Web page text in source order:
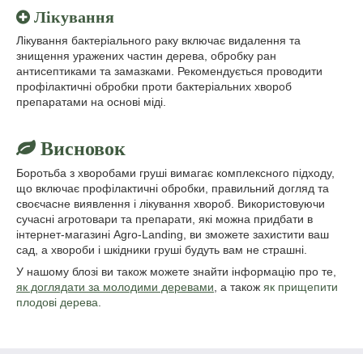
Лікування
Лікування бактеріального раку включає видалення та
знищення уражених частин дерева, обробку ран
антисептиками та замазками. Рекомендується проводити
профілактичні обробки проти бактеріальних хвороб
препаратами на основі міді.
Висновок
Боротьба з хворобами груші вимагає комплексного підходу,
що включає профілактичні обробки, правильний догляд та
своєчасне виявлення і лікування хвороб. Використовуючи
сучасні агротовари та препарати, які можна придбати в
інтернет-магазині Agro-Landing, ви зможете захистити ваш
сад, а хвороби і шкідники груші будуть вам не страшні.
У нашому блозі ви також можете знайти інформацію про те,
як доглядати за молодими деревами, а також як прищепити
плодові дерева.